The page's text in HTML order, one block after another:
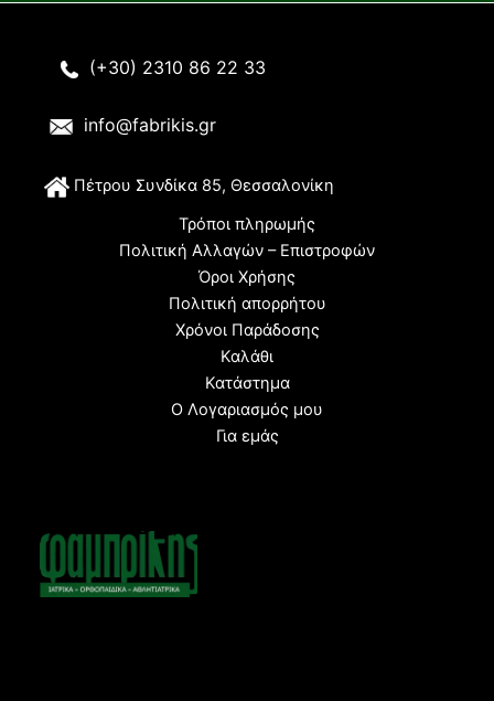
(+30) 2310 86 22 33
info@fabrikis.gr
Πέτρου Συνδίκα 85, Θεσσαλονίκη
Τρόποι πληρωμής
Πολιτική Αλλαγών – Επιστροφών
Όροι Χρήσης
Πολιτική απορρήτου
Χρόνοι Παράδοσης
Καλάθι
Κατάστημα
Ο Λογαριασμός μου
Για εμάς